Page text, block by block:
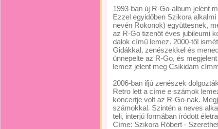
1993-ban új R-Go-album jelent
Ezzel egyidőben Szikora
nevén Rokonok) együttesnek,
az R-Go tizenöt éves jubileumi
dalok című lemez. 2000-től
Gidákkal, zenészekkel és
ünnepelte az R-Go, és
lemez jelent meg Csikidam
2006-ban ifjú zenészek
Retro lett a címe e számok
koncertje volt az R-Go-nak.
számokkal. Szintén a neves
teli, interjú formában íródott
Címe: Szikora Róbert -